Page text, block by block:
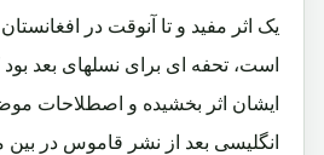
یک اثر مفید و تا آنوقت در افغانستان
است، تحفه ای برای نسلهای بعد
ایشان اثر بخشیده و اصطلاحات
انگلیسی بعد از نشر قاموس در بین